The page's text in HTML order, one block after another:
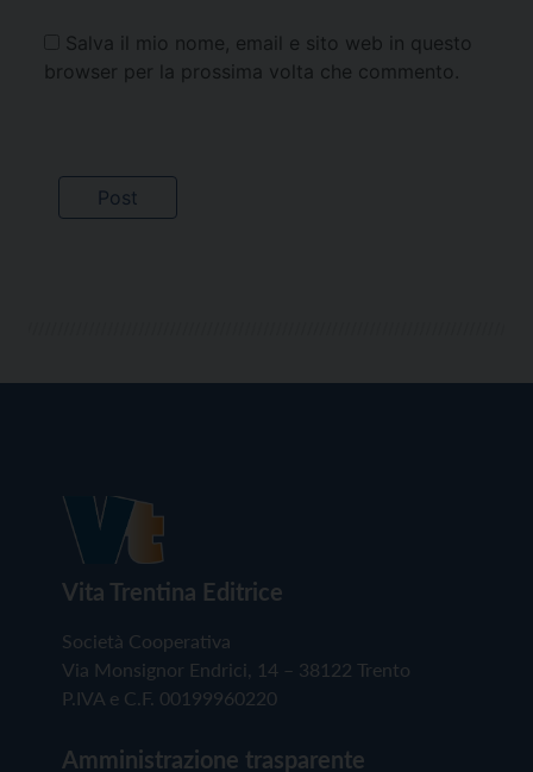
Salva il mio nome, email e sito web in questo
browser per la prossima volta che commento.
Vita Trentina Editrice
Società Cooperativa
Via Monsignor Endrici, 14 – 38122 Trento
P.IVA e C.F. 00199960220
Amministrazione trasparente